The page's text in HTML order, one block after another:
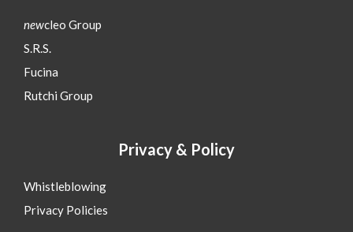
newcleo Group
S.R.S.
Fucina
Rutchi Group
Privacy & Policy
Whistleblowing
Privacy Policies